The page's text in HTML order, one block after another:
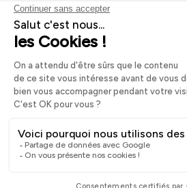
Aides et informations
Services
Informations légales
A propos
Nos magasins